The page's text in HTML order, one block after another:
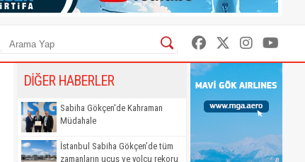
DİĞER HABERLER
Sabiha Gökçen'de Kahraman
Müdahale
İstanbul Sabiha Gökçen’de tüm
zamanların uçuş ve yolcu rekoru